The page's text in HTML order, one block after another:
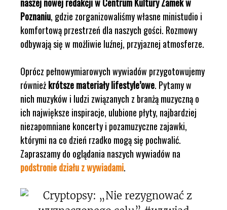
Poznaniu, gdzie zorganizowaliśmy własne ministudio i
komfortową przestrzeń dla naszych gości. Rozmowy
odbywają się w możliwie luźnej, przyjaznej atmosferze.
Oprócz pełnowymiarowych wywiadów przygotowujemy
równieżkrótsze materiały lifestyle’owe. Pytamy w
nich muzyków i ludzi związanych z branżą muzyczną o
ich największe inspiracje, ulubione płyty, najbardziej
niezapomniane koncerty i pozamuzyczne zajawki,
którymi na co dzień rzadko mogą się pochwalić.
Zapraszamy do oglądania naszych wywiadów na
podstronie działu z wywiadami.